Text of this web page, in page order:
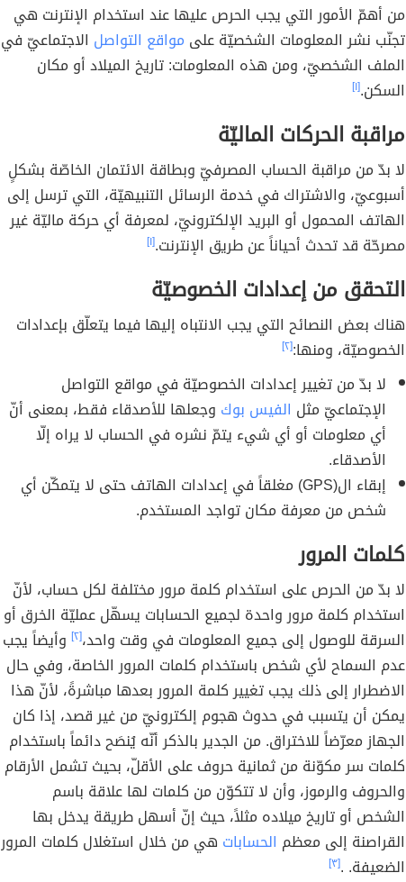
من أهمّ الأمور التي يجب الحرص عليها عند استخدام الإنترنت هي
تجنّب نشر المعلومات الشخصيّة على مواقع التواصل الاجتماعيّ في
الملف الشخصيّ، ومن هذه المعلومات: تاريخ الميلاد أو مكان
السكن.[١]
مراقبة الحركات الماليّة
لا بدّ من مراقبة الحساب المصرفيّ وبطاقة الائتمان الخاصّة بشكلٍ
أسبوعيّ، والاشتراك في خدمة الرسائل التنبيهيّة، التي ترسل إلى
الهاتف المحمول أو البريد الإلكترونيّ، لمعرفة أي حركة ماليّة غير
مصرحّة قد تحدث أحياناً عن طريق الإنترنت.[١]
التحقق من إعدادات الخصوصيّة
هناك بعض النصائح التي يجب الانتباه إليها فيما يتعلّق بإعدادات
الخصوصيّة، ومنها:[٢]
لا بدّ من تغيير إعدادات الخصوصيّة في مواقع التواصل
الإجتماعيّ مثل الفيس بوك وجعلها للأصدقاء فقط، بمعنى أنّ
أي معلومات أو أي شيء يتمّ نشره في الحساب لا يراه إلّا
الأصدقاء.
إبقاء ال(GPS) مغلقاً في إعدادات الهاتف حتى لا يتمكّن أي
شخص من معرفة مكان تواجد المستخدم.
كلمات المرور
لا بدّ من الحرص على استخدام كلمة مرور مختلفة لكل حساب، لأنّ
استخدام كلمة مرور واحدة لجميع الحسابات يسهّل عمليّة الخرق أو
السرقة للوصول إلى جميع المعلومات في وقت واحد،[٢]
وأيضاً يجب
عدم السماح لأي شخص باستخدام كلمات المرور الخاصة، وفي حال
الاضطرار إلى ذلك يجب تغيير كلمة المرور بعدها مباشرةً، لأنّ هذا
يمكن أن يتسبب في حدوث هجوم إلكترونيّ من غير قصد، إذا كان
الجهاز معرّضاً للاختراق. من الجدير بالذكر أنّه يُنصَح دائماً باستخدام
كلمات سر مكوّنة من ثمانية حروف على الأقلّ، بحيث تشمل الأرقام
والحروف والرموز، وأن لا تتكوّن من كلمات لها علاقة باسم
الشخص أو تاريخ ميلاده مثلاً، حيث إنّ أسهل طريقة يدخل بها
القراصنة إلى معظم الحسابات هي من خلال استغلال كلمات المرور
الضعيفة. .[٣]